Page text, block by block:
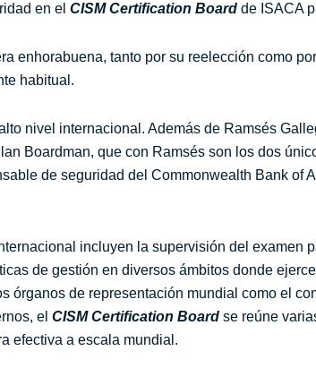
en el CISM Certification Board de ISACA
enhorabuena, tanto por su reelección como
habitual.
nivel internacional. Además de Ramsés
Boardman, que con Ramsés son los dos
de seguridad del Commonwealth Bank of
incluyen la supervisión del examen
de gestión en diversos ámbitos donde
órganos de representación mundial como el
el CISM Certification Board se reúne
efectiva a escala mundial.